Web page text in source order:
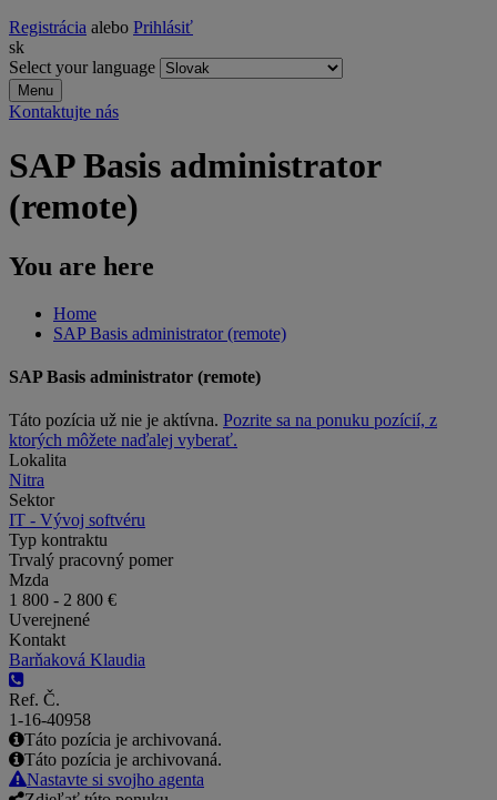
Registrácia alebo Prihlásiť
sk
Select your language
Menu
Kontaktujte nás
SAP Basis administrator
(remote)
You are here
Home
SAP Basis administrator (remote)
SAP Basis administrator (remote)
Táto pozícia už nie je aktívna. Pozrite sa na ponuku pozícií, z
ktorých môžete naďalej vyberať.
Lokalita
Nitra
Sektor
IT - Vývoj softvéru
Typ kontraktu
Trvalý pracovný pomer
Mzda
1 800 - 2 800 €
Uverejnené
Kontakt
Barňaková Klaudia
Ref. Č.
1-16-40958
Táto pozícia je archivovaná.
Táto pozícia je archivovaná.
Nastavte si svojho agenta